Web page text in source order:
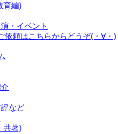
育編)
・イベント
依頼はこちらからどうぞ(・∀・)
など
共著)